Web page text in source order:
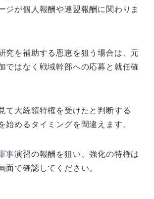
ジが個人報酬や連盟報酬に関わりま
究を補助する恩恵を狙う場合は、元
ではなく戦域幹部への応募と就任確
て大統領特権を受けたと判断する
始めるタイミングを間違えます。
事演習の報酬を狙い、強化の特権は
面で確認してください。